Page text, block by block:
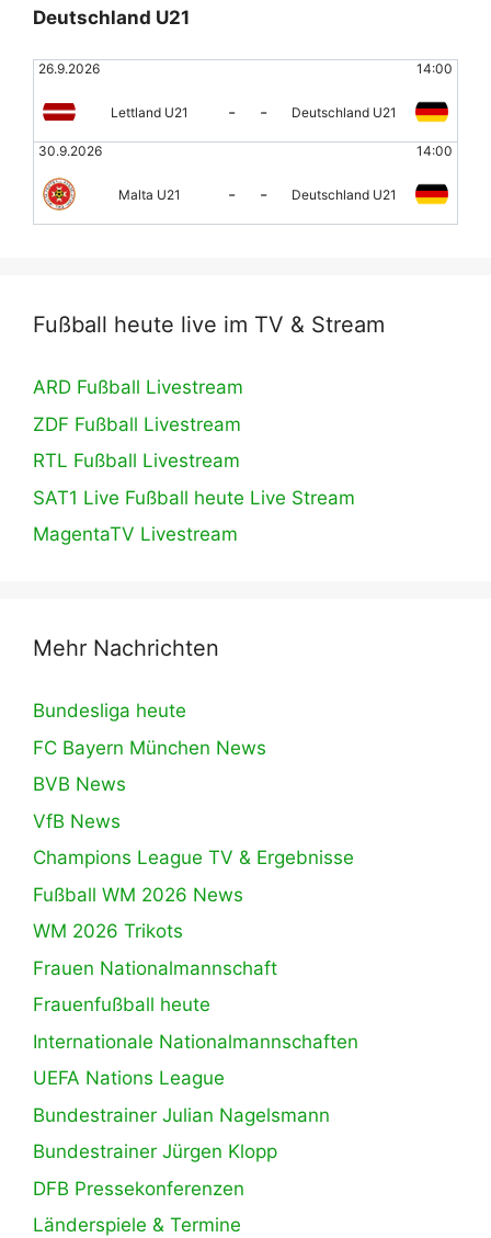
Deutschland U21
26.9.2026 14:00
Lettland U21 - - Deutschland U21
30.9.2026 14:00
Malta U21 - - Deutschland U21
Fußball heute live im TV & Stream
ARD Fußball Livestream
ZDF Fußball Livestream
RTL Fußball Livestream
SAT1 Live Fußball heute Live Stream
MagentaTV Livestream
Mehr Nachrichten
Bundesliga heute
FC Bayern München News
BVB News
VfB News
Champions League TV & Ergebnisse
Fußball WM 2026 News
WM 2026 Trikots
Frauen Nationalmannschaft
Frauenfußball heute
Internationale Nationalmannschaften
UEFA Nations League
Bundestrainer Julian Nagelsmann
Bundestrainer Jürgen Klopp
DFB Pressekonferenzen
Länderspiele & Termine